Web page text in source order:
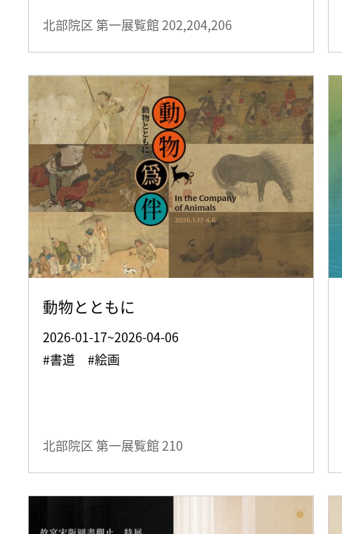
北部院区 第一展覧館202,204,206
動物とともに
2026-01-17~2026-04-06
#書道 #絵画
北部院区 第一展覧館 210